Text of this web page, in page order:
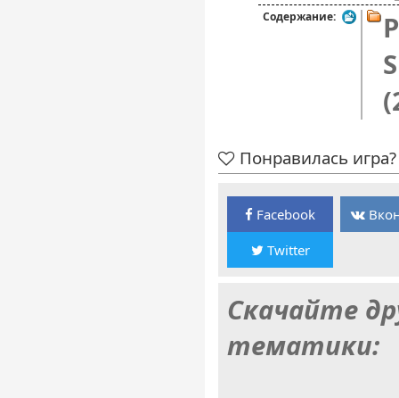
Содержание:
Понравилась
Facebook
Twitter
Скачайте
тематики: